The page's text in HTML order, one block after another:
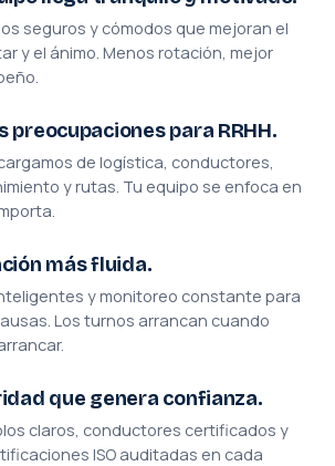
seguros y cómodos que mejoran el
y el ánimo. Menos rotación, mejor
preocupaciones para RRHH.
de logística, conductores,
y rutas. Tu equipo se enfoca en
más fluida.
y monitoreo constante para
Los turnos arrancan cuando
que genera confianza.
claros, conductores certificados y
ISO auditadas en cada